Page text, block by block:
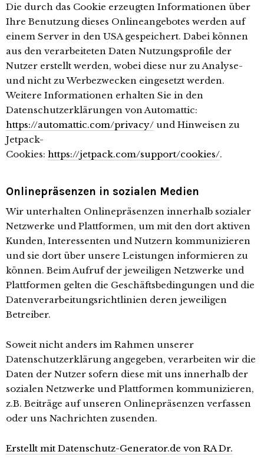
Die durch das Cookie erzeugten Informationen über
Ihre Benutzung dieses Onlineangebotes werden auf
einem Server in den USA gespeichert. Dabei können
aus den verarbeiteten Daten Nutzungsprofile der
Nutzer erstellt werden, wobei diese nur zu Analyse-
und nicht zu Werbezwecken eingesetzt werden.
Weitere Informationen erhalten Sie in den
Datenschutzerklärungen von Automattic:
https://automattic.com/privacy/ und Hinweisen zu
Jetpack-
Cookies: https://jetpack.com/support/cookies/.
Onlinepräsenzen in sozialen Medien
Wir unterhalten Onlinepräsenzen innerhalb sozialer
Netzwerke und Plattformen, um mit den dort aktiven
Kunden, Interessenten und Nutzern kommunizieren
und sie dort über unsere Leistungen informieren zu
können. Beim Aufruf der jeweiligen Netzwerke und
Plattformen gelten die Geschäftsbedingungen und die
Datenverarbeitungsrichtlinien deren jeweiligen
Betreiber.
Soweit nicht anders im Rahmen unserer
Datenschutzerklärung angegeben, verarbeiten wir die
Daten der Nutzer sofern diese mit uns innerhalb der
sozialen Netzwerke und Plattformen kommunizieren,
z.B. Beiträge auf unseren Onlinepräsenzen verfassen
oder uns Nachrichten zusenden.
Erstellt mit Datenschutz-Generator.de von RA Dr.